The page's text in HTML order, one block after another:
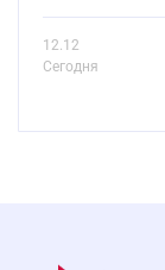
12.12
Сегодня